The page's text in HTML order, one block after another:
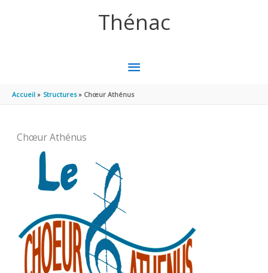
Thénac
MENU
PRINCIPAL
Accueil Structures Chœur Athénus
Chœur Athénus